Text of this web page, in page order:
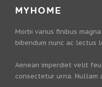
MYHOME
Morbi varius finibus
bibendum nunc ac lectus
Aenean imperdiet velit
consectetur urna. Nullam